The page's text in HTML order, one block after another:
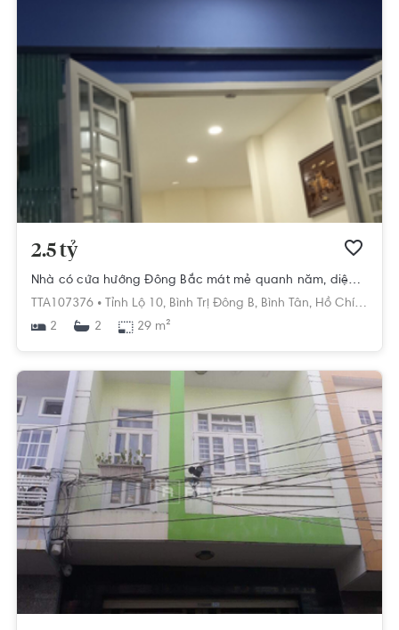
2.5 tỷ
Nhà có cửa hướng Đông Bắc mát mẻ quanh năm, diện tích 3m x 10m vuông đẹp.
TTA107376 •
Tỉnh Lộ 10, Bình Trị Đông B, Bình Tân, Hồ Chí Minh
2
2 29 m²